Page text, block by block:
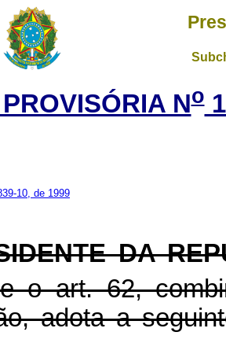
No
10, de 1999
DA
o art. 62,
adota a